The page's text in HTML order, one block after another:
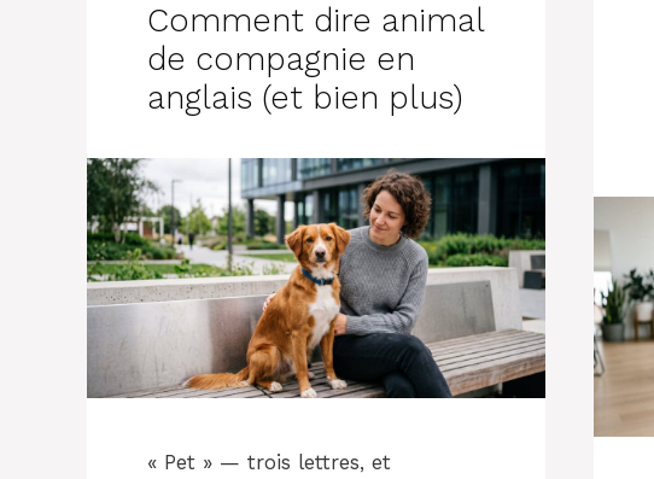
Comment dire animal
de compagnie en
anglais (et bien plus)
« Pet » — trois lettres, et